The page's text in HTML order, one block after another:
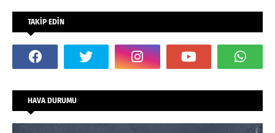
TAKİP EDİN
HAVA DURUMU